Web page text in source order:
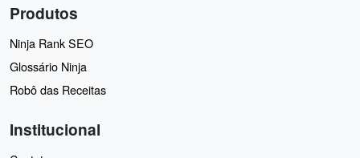
Produtos
Ninja Rank SEO
Glossário Ninja
Robô das Receitas
Institucional